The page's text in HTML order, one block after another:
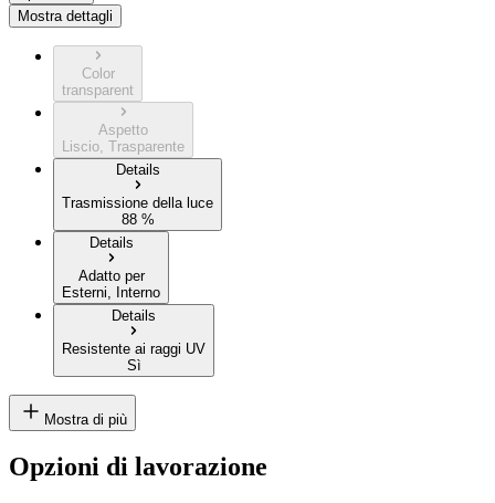
Mostra dettagli
Color
transparent
Aspetto
Liscio, Trasparente
Details
Trasmissione della luce
88 %
Details
Adatto per
Esterni, Interno
Details
Resistente ai raggi UV
Sì
Mostra di più
Opzioni di lavorazione